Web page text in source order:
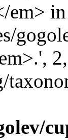
em> in